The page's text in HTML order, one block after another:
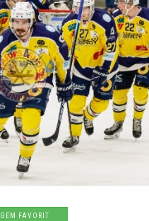
GEM FAVORIT